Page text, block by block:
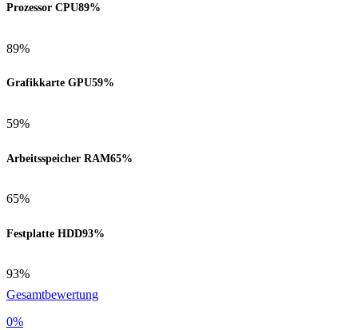
Prozessor CPU89%
89%
Grafikkarte GPU59%
59%
Arbeitsspeicher RAM65%
65%
Festplatte HDD93%
93%
Gesamtbewertung
0%